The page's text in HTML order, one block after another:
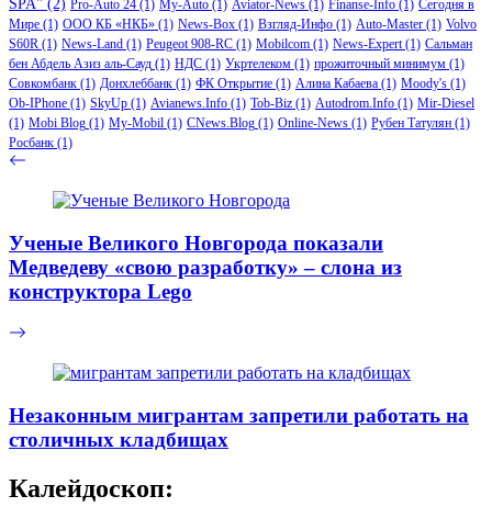
Pro-Auto 24 (1) My-Auto (1) Aviator-News (1) Finanse-Info (1) Сегодня в
Мире (1) ООО КБ «НКБ» (1) News-Box (1) Взгляд-Инфо (1) Auto-Master (1) Volvo
S60R (1) News-Land (1) Peugeot 908-RC (1) Mobilcom (1) News-Expert(1) Сальман
бен Абдель Азиз аль-Сауд (1) НДС (1) Укртелеком (1) прожиточный минимум (1)
Совкомбанк (1) Донхлеббанк (1) ФК Открытие (1) Алина Кабаева (1) Moody's (1)
Ob-IPhone (1) SkyUp (1) Avianews.Info (1) Tob-Biz (1) Autodrom.Info (1) Mir-Diesel
(1) Mobi Blog (1) My-Mobil (1) CNews.Blog (1) Online-News (1) Рубен Татулян (1)
Росбанк (1)
Ученые Великого Новгорода показали
Медведеву «свою разработку» – слона из
конструктора Lego
Незаконным мигрантам запретили работать на
столичных кладбищах
Калейдоскоп: